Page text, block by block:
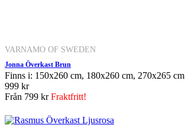
VARNAMO OF SWEDEN
Jonna Överkast Brun
Finns i: 150x260 cm, 180x260 cm, 270x265 cm
999 kr
Från 799 krFraktfritt!